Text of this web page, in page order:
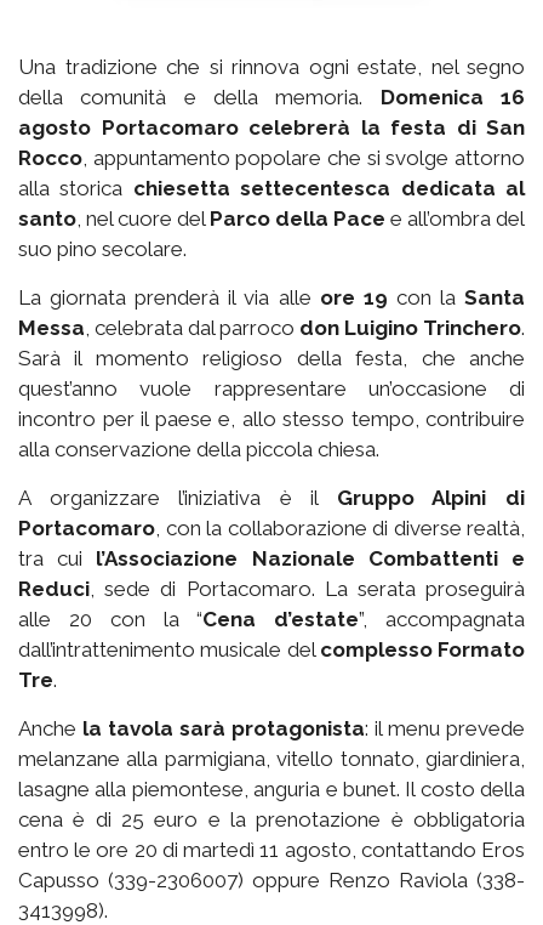
Una tradizione che si rinnova ogni estate, nel segno
della comunità e della memoria. Domenica 16
agosto Portacomaro celebrerà la festa di San
Rocco, appuntamento popolare che si svolge attorno
alla storica chiesetta settecentesca dedicata al
santo, nel cuore del Parco della Pace e all’ombra del
suo pino secolare.
La giornata prenderà il via alle ore 19 con laSanta
Messa, celebrata dal parroco don Luigino Trinchero.
Sarà il momento religioso della festa, che anche
quest’anno vuole rappresentare un’occasione di
incontro per il paese e, allo stesso tempo, contribuire
alla conservazione della piccola chiesa.
A organizzare l’iniziativa è il Gruppo Alpini di
Portacomaro, con la collaborazione di diverse realtà,
tra cui l’Associazione Nazionale Combattenti e
Reduci, sede di Portacomaro. La serata proseguirà
alle 20 con la “Cena d’estate”, accompagnata
dall’intrattenimento musicale del complesso Formato
Tre.
Anche la tavola sarà protagonista: il menu prevede
melanzane alla parmigiana, vitello tonnato, giardiniera,
lasagne alla piemontese, anguria e bunet. Il costo della
cena è di 25 euro e la prenotazione è obbligatoria
entro le ore 20 di martedì 11 agosto, contattando Eros
Capusso (339-2306007) oppure Renzo Raviola (338-
3413998).